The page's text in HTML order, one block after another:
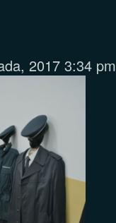
2017 3:34 pm